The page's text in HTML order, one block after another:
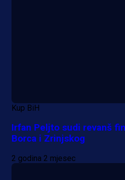
Kup BiH
Irfan Peljto sudi revanš
Borca i Zrinjskog
2 godina 2 mjesec